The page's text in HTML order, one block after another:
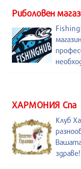
Риболовен
ХАРМОНИЯ Спа
Клуб